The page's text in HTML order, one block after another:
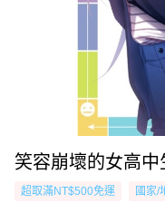
笑容崩壞的女高
超取滿NT$500免運 國家/